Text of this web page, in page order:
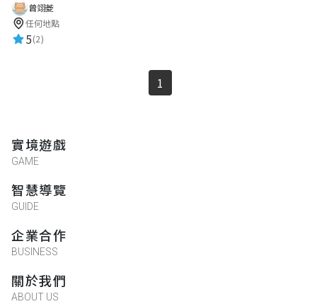
曾翊菱
任何地點
5(2)
1
實境遊戲
GAME
智慧導覽
GUIDE
企業合作
BUSINESS
關於我們
ABOUT US